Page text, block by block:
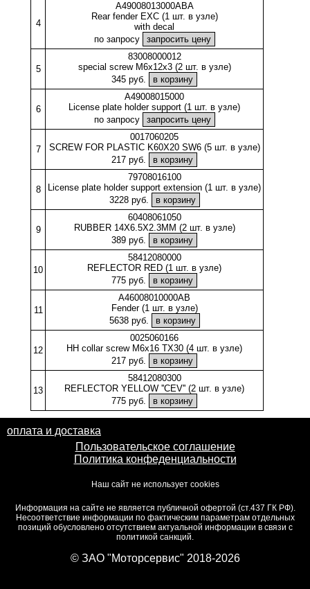
4
A49008013000ABA
Rear fender EXC (1 шт. в узле)
with decal
по запросу
5
83008000012
special screw M6x12x3 (2 шт. в узле)
345 руб.
6
A49008015000
License plate holder support (1 шт. в узле)
по запросу
7
0017060205
SCREW FOR PLASTIC K60X20 SW6 (5 шт. в узле)
217 руб.
8
79708016100
License plate holder support extension (1 шт. в узле)
3228 руб.
9
60408061050
RUBBER 14X6.5X2.3MM (2 шт. в узле)
389 руб.
10
58412080000
REFLECTOR RED (1 шт. в узле)
775 руб.
11
A46008010000AB
Fender (1 шт. в узле)
5638 руб.
12
0025060166
HH collar screw M6x16 TX30 (4 шт. в узле)
217 руб.
13
58412080300
REFLECTOR YELLOW ''CEV'' (2 шт. в узле)
775 руб.
оплата и доставка
Пользовательское соглашение
Политика конфеденциальности
Наш сайт не использует cookies
Информация на сайте не является публичной офертой (ст.437 ГК РФ).
Несоответствие информации по фактическим параметрам отдельных
позиций обусловлено отсутствием актуальной информации в связи с
политикой санкций.
© ЗАО "Моторсервис" 2018-2026